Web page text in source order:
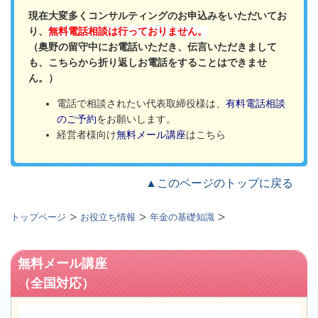
現在大変多くコンサルティングのお申込みをいただいてお
り、 無料電話相談は行っておりません。
（奥野の留守中にお電話いただき、伝言いただきまして
も、こちらから折り返しお電話をすることはできませ
ん。）
電話で相談されたい代表取締役様は、 有料電話相談
のご予約をお願いします。
経営者様向け無料メール講座はこちら
▲このページのトップに戻る
トップページ お役立ち情報 年金の基礎知識
無料メール講座
（全国対応）